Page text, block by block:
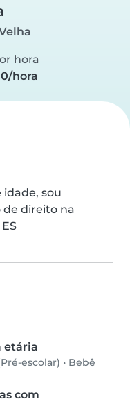
hora
hora
idade, sou
direito na
etária
escolar) • Bebê
com